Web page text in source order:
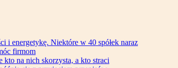
i energetykę. Niektóre w 40 spółek naraz
firmom
na nich skorzysta, a kto straci